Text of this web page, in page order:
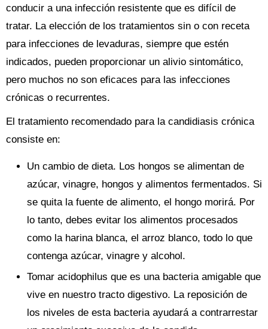
conducir a una infección resistente que es difícil de
tratar. La elección de los tratamientos sin o con receta
para infecciones de levaduras, siempre que estén
indicados, pueden proporcionar un alivio sintomático,
pero muchos no son eficaces para las infecciones
crónicas o recurrentes.
El tratamiento recomendado para la candidiasis crónica
consiste en:
Un cambio de dieta. Los hongos se alimentan de
azúcar, vinagre, hongos y alimentos fermentados. Si
se quita la fuente de alimento, el hongo morirá. Por
lo tanto, debes evitar los alimentos procesados ​​
como la harina blanca, el arroz blanco, todo lo que
contenga azúcar, vinagre y alcohol.
Tomar acidophilus que es una bacteria amigable que
vive en nuestro tracto digestivo. La reposición de
los niveles de esta bacteria ayudará a contrarrestar